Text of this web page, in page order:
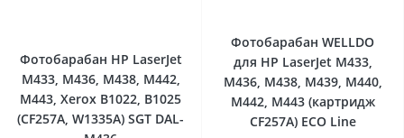
Фотобарабан HP LaserJet
M433, M436, M438, M442,
M443, Xerox B1022, B1025
(CF257A, W1335A) SGT DAL-
Фотобарабан WELLDO
для HP LaserJet M433,
M436, M438, M439, M440,
M442, M443 (картридж
CF257A) ECO Line